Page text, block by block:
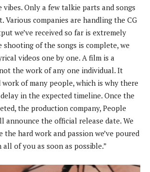
Only a few talkie parts and songs
Various companies are handling the CG
we’ve received so far is extremely
shooting of the songs is complete, we
videos one by one. A film is a
the work of any one individual. It
of many people, which is why there
in the expected timeline. Once the
the production company, People
announce the official release date. We
the hard work and passion we’ve poured
of you as soon as possible.”